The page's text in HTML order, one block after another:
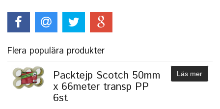
Flera populära produkter
Packtejp Scotch 50mm
x 66meter transp PP
6st
Läs mer